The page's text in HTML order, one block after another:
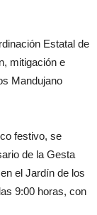
Estatal de
mitigación e
Mandujano
festivo, se
de la Gesta
el Jardín de los
9:00 horas, con